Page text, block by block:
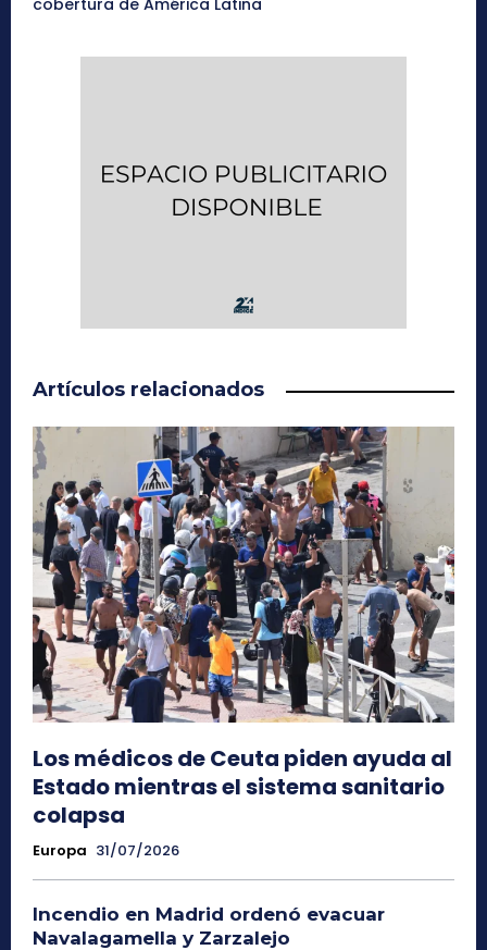
Artículos relacionados
Los médicos de Ceuta piden ayuda al
Estado mientras el sistema sanitario
colapsa
Europa 31/07/2026
Incendio en Madrid ordenó evacuar
Navalagamella y Zarzalejo